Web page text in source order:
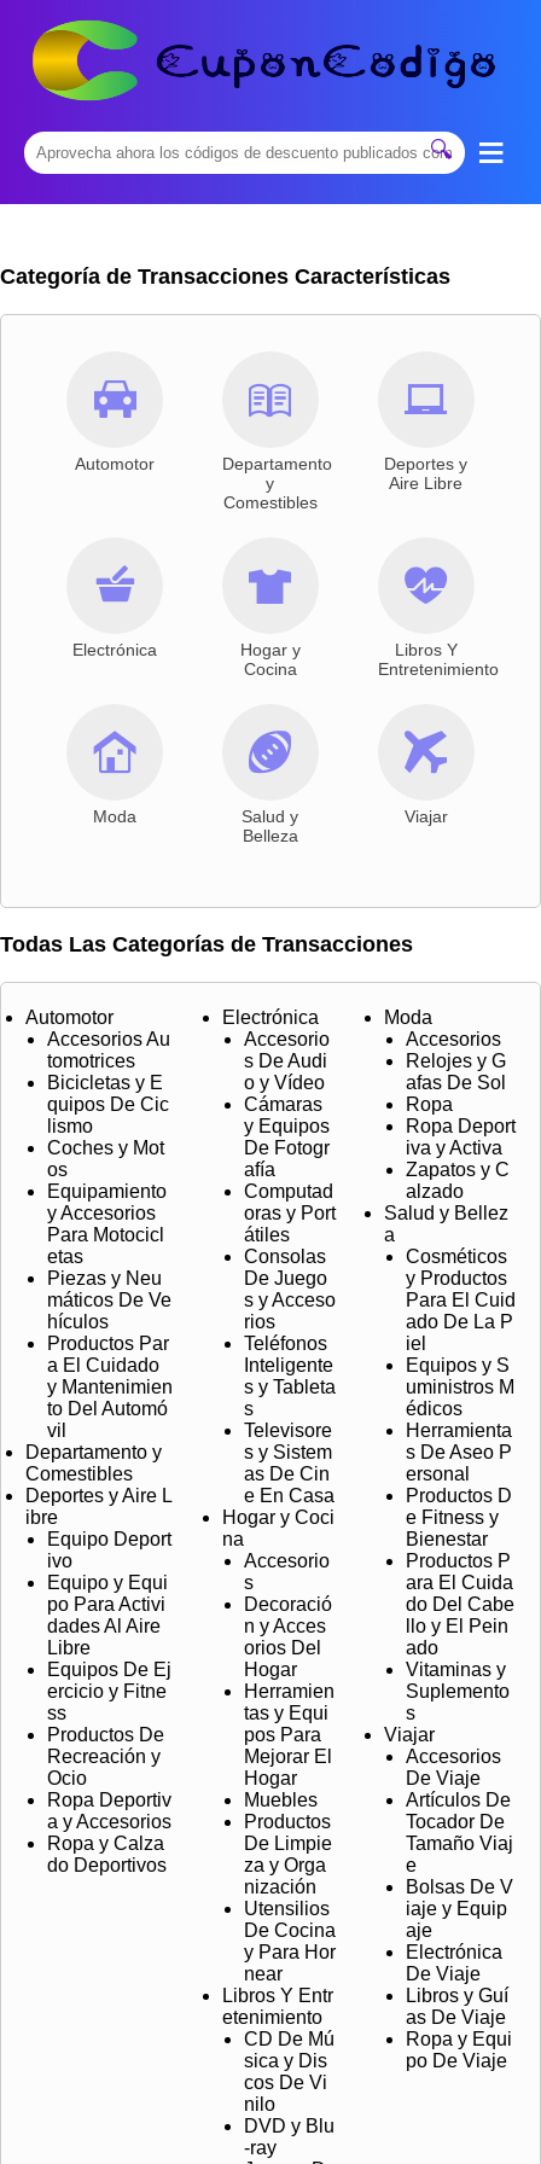
🔍 ≡
Categoría de Transacciones Características

Automotor

Departamento
y
Comestibles

Deportes y
Aire Libre

Electrónica

Hogar y
Cocina

Libros Y
Entretenimiento

Moda

Salud y
Belleza

Viajar
Todas Las Categorías de Transacciones
Automotor
Accesorios Au
tomotrices
Bicicletas y E
quipos De Cic
lismo
Coches y Mot
os
Equipamiento
y Accesorios
Para Motocicl
etas
Piezas y Neu
máticos De Ve
hículos
Productos Par
a El Cuidado
y Mantenimien
to Del Automó
vil
Departamento y
Comestibles
Deportes y Aire L
ibre
Equipo Deport
ivo
Equipo y Equi
po Para Activi
dades Al Aire
Libre
Equipos De Ej
ercicio y Fitne
ss
Productos De
Recreación y
Ocio
Ropa Deportiv
a y Accesorios
Ropa y Calza
do Deportivos
Electrónica
Accesorio
s De Audi
o y Vídeo
Cámaras
y Equipos
De Fotogr
afía
Computad
oras y Port
átiles
Consolas
De Juego
s y Acceso
rios
Teléfonos
Inteligente
s y Tableta
s
Televisore
s y Sistem
as De Cin
e En Casa
Hogar y Coci
na
Accesorio
s
Decoració
n y Acces
orios Del
Hogar
Herramien
tas y Equi
pos Para
Mejorar El
Hogar
Muebles
Productos
De Limpie
za y Orga
nización
Utensilios
De Cocina
y Para Hor
near
Libros Y Entr
etenimiento
CD De Mú
sica y Dis
cos De Vi
nilo
DVD y Blu
-ray
Moda
Accesorios
Relojes y G
afas De Sol
Ropa
Ropa Deport
iva y Activa
Zapatos y C
alzado
Salud y Bellez
a
Cosméticos
y Productos
Para El Cuid
ado De La P
iel
Equipos y S
uministros M
édicos
Herramienta
s De Aseo P
ersonal
Productos D
e Fitness y
Bienestar
Productos P
ara El Cuida
do Del Cabe
llo y El Pein
ado
Vitaminas y
Suplemento
s
Viajar
Accesorios
De Viaje
Artículos De
Tocador De
Tamaño Viaj
e
Bolsas De V
iaje y Equip
aje
Electrónica
De Viaje
Libros y Guí
as De Viaje
Ropa y Equi
po De Viaje